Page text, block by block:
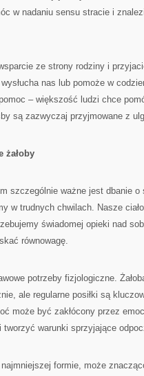
w nadaniu sensu stracie i
ze strony rodziny i
nas lub pomoże w
– większość ludzi chce
są zazwyczaj przyjmowane z
żałoby
szczególnie ważne jest dbanie
w trudnych chwilach. Nasze
świadomej opieki nad
równowagę.
potrzeby fizjologiczne.
ale regularne posiłki są
może być zakłócony przez
warunki sprzyjające
formie, może